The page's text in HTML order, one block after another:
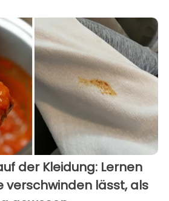
der Kleidung: Lernen
verschwinden lässt, als